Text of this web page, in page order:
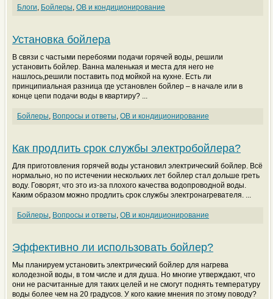
Блоги, Бойлеры, ОВ и кондиционирование
Установка бойлера
В связи с частыми перебоями подачи горячей воды, решили
установить бойлер. Ванна маленькая и места для него не
нашлось,решили поставить под мойкой на кухне. Есть ли
принципиальная разница где установлен бойлер – в начале или в
конце цепи подачи воды в квартиру? ...
Бойлеры, Вопросы и ответы, ОВ и кондиционирование
Как продлить срок службы электробойлера?
Для приготовления горячей воды установил электрический бойлер. Всё
нормально, но по истечении нескольких лет бойлер стал дольше греть
воду. Говорят, что это из-за плохого качества водопроводной воды.
Каким образом можно продлить срок службы электронагревателя. ...
Бойлеры, Вопросы и ответы, ОВ и кондиционирование
Эффективно ли использовать бойлер?
Мы планируем установить электрический бойлер для нагрева
колодезной воды, в том числе и для душа. Но многие утверждают, что
они не расчитанные для таких целей и не смогут поднять температуру
воды более чем на 20 градусов. У кого какие мнения по этому поводу?